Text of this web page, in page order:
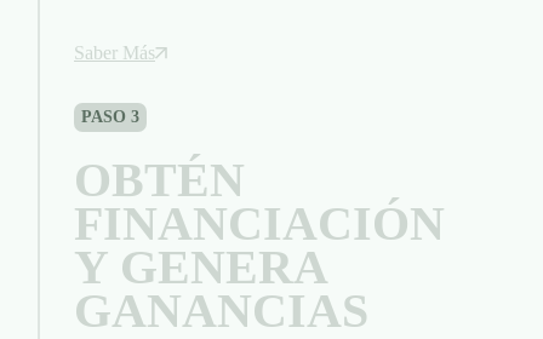
Saber Más
PASO 3
OBTÉN
FINANCIACIÓN
Y GENERA
GANANCIAS